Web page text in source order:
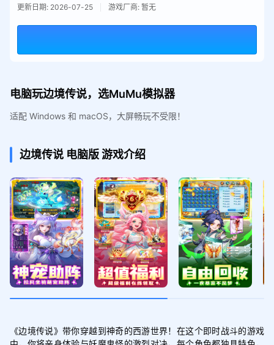
更新日期: 2026-07-25 游戏厂商: 暂无
电脑玩边境传说，选MuMu模拟器
适配 Windows 和 macOS，大屏畅玩不受限！
边境传说 电脑版游戏介绍
《边境传说》带你穿越到神奇的西游世界！在这个即时战斗的游戏